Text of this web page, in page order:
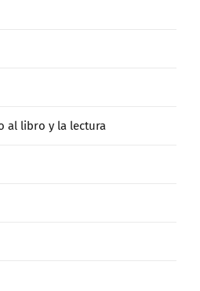
al libro y la lectura